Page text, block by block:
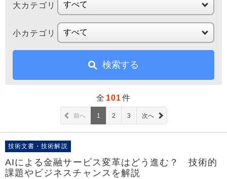
大カテゴリ
小カテゴリ
検索する
全 101件
前へ 1 2 3 次へ
技術文書・技術解説
AIによる金融サービス変革はどう進む？ 技術的
課題やビジネスチャンスを解説